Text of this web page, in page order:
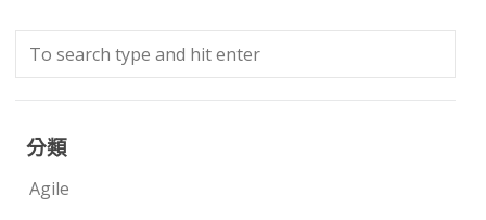
分類
Agile